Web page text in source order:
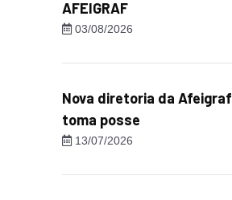
AFEIGRAF
03/08/2026
Nova diretoria da Afeigraf
toma posse
13/07/2026